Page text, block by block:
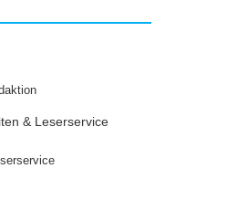
& Leserservice